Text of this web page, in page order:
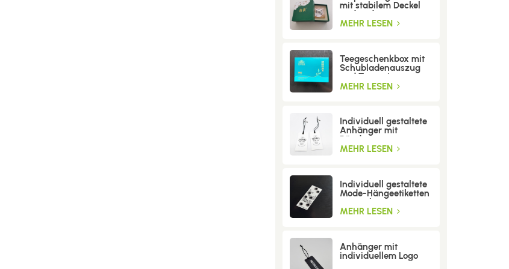
mit stabilem Deckel
und Boden
MEHR LESEN
Teegeschenkbox mit
Schubladenauszug
und Trenneinsatz
MEHR LESEN
Individuell gestaltete
Anhänger mit
Bändern
MEHR LESEN
Individuell gestaltete
Mode-Hängeetiketten
mit Löchern
MEHR LESEN
Anhänger mit
individuellem Logo